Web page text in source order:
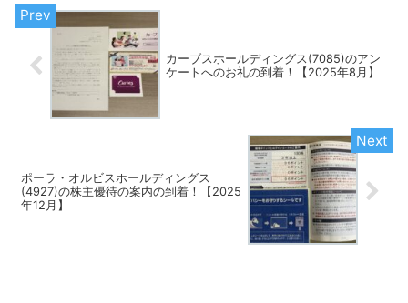
カーブスホールディングス(7085)のアン
ケートへのお礼の到着！【2025年8月】
ポーラ・オルビスホールディングス
(4927)の株主優待の案内の到着！【2025
年12月】